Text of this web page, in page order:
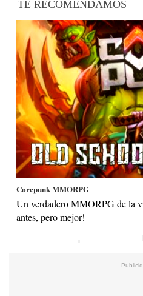
TE RECOMENDAMOS
Corepunk MMORPG
Un verdadero MMORPG de la
antes, pero mejor!